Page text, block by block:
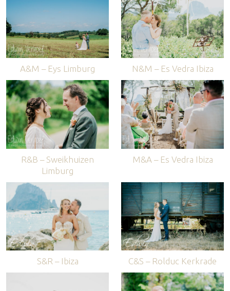
A&M – Eys Limburg N&M – Es Vedra Ibiza
R&B – Sweikhuizen
Limburg
M&A – Es Vedra Ibiza
S&R – Ibiza C&S – Rolduc Kerkrade